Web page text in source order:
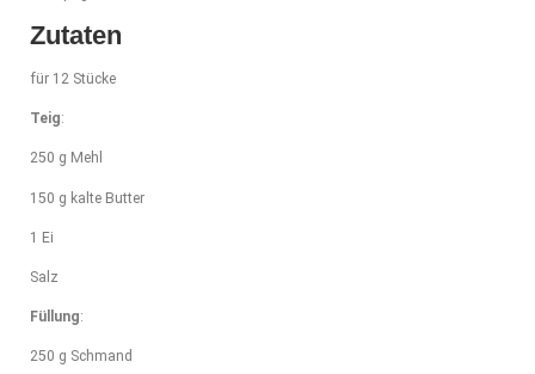
Zutaten
für 12 Stücke
Teig:
250 g Mehl
150 g kalte Butter
1 Ei
Salz
Füllung:
250 g Schmand